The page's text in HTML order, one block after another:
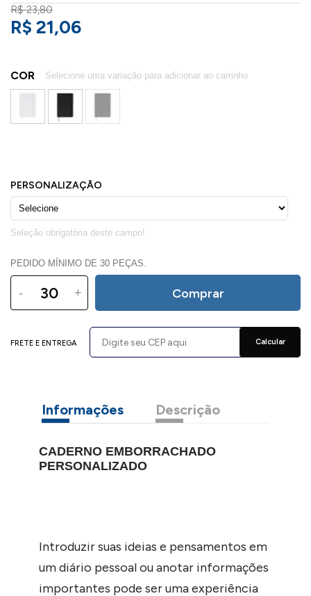
R$ 23,80
R$ 21,06
COR
PEDIDO MÍNIMO DE 30 PEÇAS.
- + Comprar
FRETE E ENTREGA Calcular
Informações Descrição
CADERNO EMBORRACHADO
PERSONALIZADO
Introduzir suas ideias e pensamentos em
um diário pessoal ou anotar informações
importantes pode ser uma experiência